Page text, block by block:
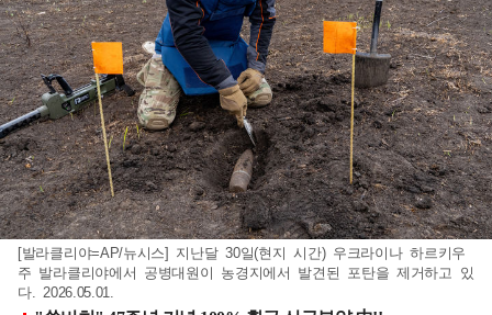
[발라클리야=AP/뉴시스] 지난달 30일(현지 시간) 우크라이나 하르키우
주 발라클리야에서 공병대원이 농경지에서 발견된 포탄을 제거하고 있
다. 2026.05.01.